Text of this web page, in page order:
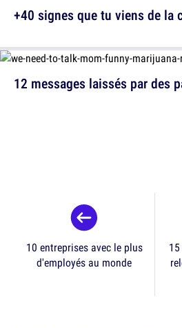
12 messages laissés par des
+40 signes que tu viens de la
10 entreprises avec le plus
d'employés au monde